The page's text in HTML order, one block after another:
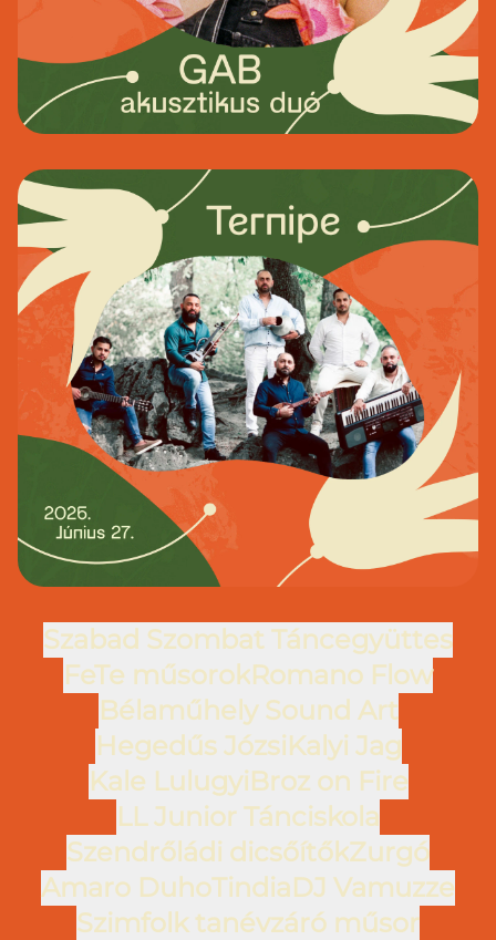
Szabad Szombat Táncegyüttes
FeTe műsorokRomano Flow
Bélaműhely Sound Art
Hegedűs JózsiKalyi Jag
Kale LulugyiBroz on Fire
LL Junior Tánciskola
Szendrőládi dicsőítőkZurgó
Amaro DuhoTindiaDJ Vamuzze
Szimfolk tanévzáró műsor